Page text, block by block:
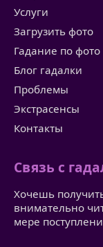
Услуги
Загрузить фото
Гадание по фото
Блог гадалки
Проблемы
Экстрасенсы
Контакты
Связь с
Хочешь
внимательно
мере